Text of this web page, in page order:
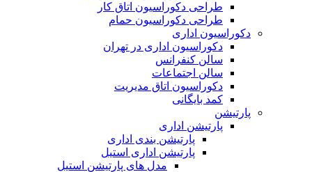
طراحی دکوراسیون اتاق کار
طراحی دکوراسیون حمام
دکوراسیون اداری
دکوراسیون اداری در تهران
سالن کنفرانس
سالن اجتماعات
دکوراسیون اتاق مدیریت
کمد بایگانی
پارتیشن
پارتیشن اداری
پارتیشن بندی اداری
پارتیشن اداری استیل
مدل های پارتیشن استیل